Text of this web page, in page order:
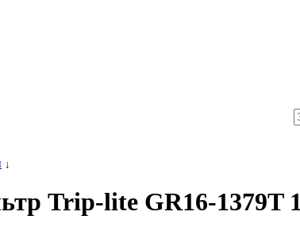
↓
Trip-lite GR16-1379T